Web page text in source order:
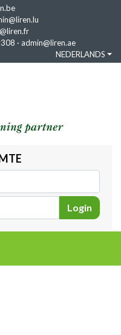
· admin@liren.ae
NEDERLANDS
Login